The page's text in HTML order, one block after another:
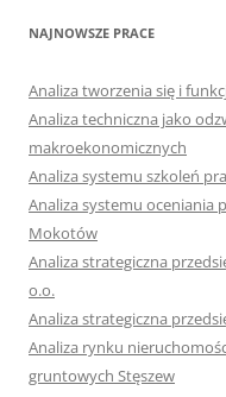
NAJNOWSZE PRACE
Analiza tworzenia się i
Analiza techniczna jako
makroekonomicznych
Analiza systemu szkoleń
Analiza systemu oceniania
Mokotów
Analiza strategiczna
o.o.
Analiza strategiczna
Analiza rynku
gruntowych Stęszew